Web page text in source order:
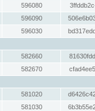
596080
596090
596030
582660
582670
581020
581030